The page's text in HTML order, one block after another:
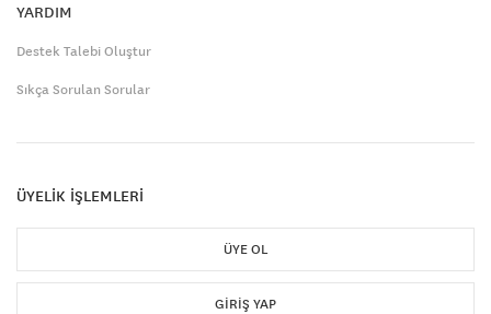
YARDIM
Destek Talebi Oluştur
Sıkça Sorulan Sorular
ÜYELİK İŞLEMLERİ
ÜYE OL
GIRIŞ YAP